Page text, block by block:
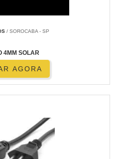
/ SOROCABA - SP
4MM SOLAR
AGORA